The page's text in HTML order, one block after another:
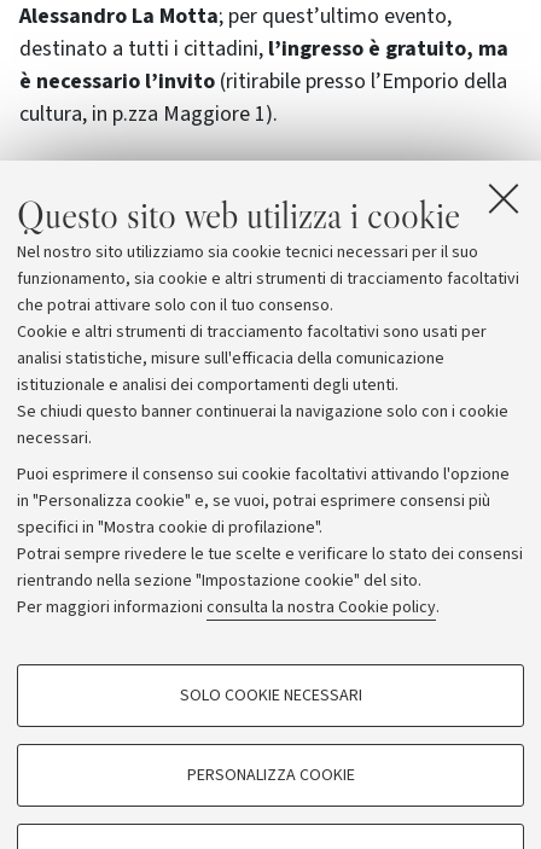
Questo sito web utilizza i cookie
Nel nostro sito utilizziamo sia cookie tecnici necessari per il suo
funzionamento, sia cookie e altri strumenti di tracciamento facoltativi
che potrai attivare solo con il tuo consenso.
Cookie e altri strumenti di tracciamento facoltativi sono usati per
analisi statistiche, misure sull'efficacia della comunicazione
istituzionale e analisi dei comportamenti degli utenti.
Se chiudi questo banner continuerai la navigazione solo con i cookie
necessari.
Puoi esprimere il consenso sui cookie facoltativi attivando l'opzione
in "Personalizza cookie" e, se vuoi, potrai esprimere consensi più
specifici in "Mostra cookie di profilazione".
Potrai sempre rivedere le tue scelte e verificare lo stato dei consensi
rientrando nella sezione "Impostazione cookie" del sito.
Per maggiori informazioni consulta la nostra Cookie policy.
COOKIE DI PROFILAZIONE - FACOLTATIVI
SOLO COOKIE NECESSARI
PERSONALIZZA COOKIE
Alessandro La Motta; per quest’ultimo evento,
destinato a tutti i cittadini, l’ingresso è gratuito, ma
è necessario l’invito (ritirabile presso l’Emporio della
cultura, in p.zza Maggiore 1).
Allegati
calendario della settimana[33.0 KB]
Archivio
Comunicati stampa
Redazione
Rassegna stampa
© Copyright 2026 - ALMA MATER STUDIORUM - Università di
Bologna - Via Zamboni, 33 - 40126 Bologna - PI: 01131710376 -